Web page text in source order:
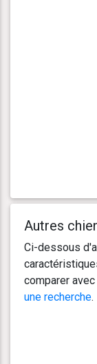
Autres
Ci-dessous
comparer
une recherche.